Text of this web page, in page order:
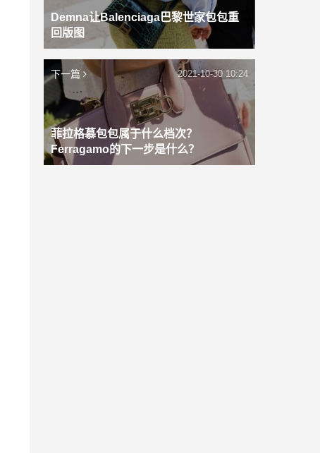
Demna让Balenciaga巴黎世家包包重
回版图
下一篇
菲拉格慕包包属于什么档次？
Ferragamo的下一步是什么？
2021-10-30 10:24